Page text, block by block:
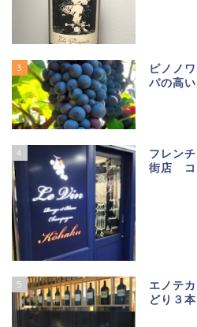
3
ピノノ
パの高
4
フレン
街店 コ
5
エノテ
どり３